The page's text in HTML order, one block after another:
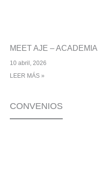
MEET AJE – ACADEMIA
10 abril, 2026
LEER MÁS »
CONVENIOS